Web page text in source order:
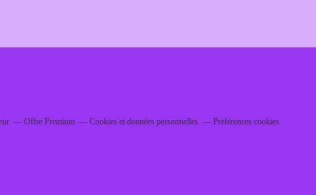
Offre Premium Cookies et données personnelles Préférences cookies